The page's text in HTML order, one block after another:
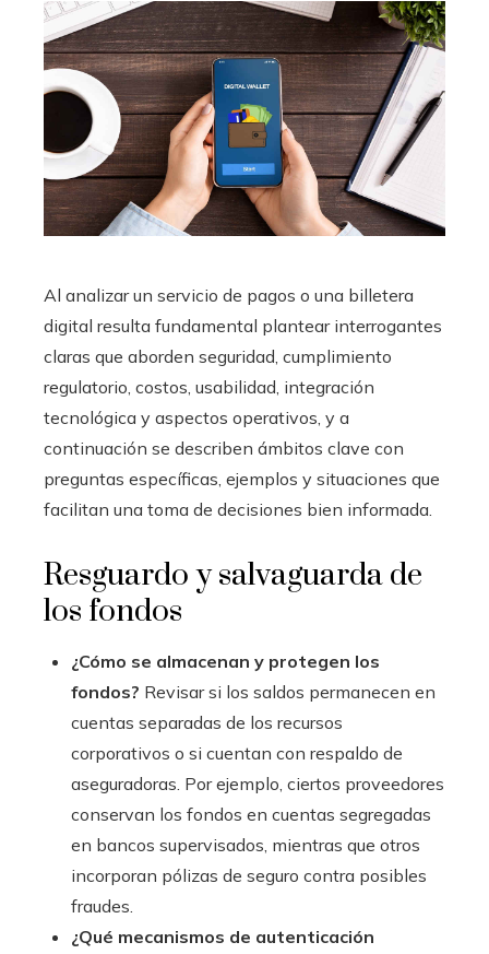
Al analizar un servicio de pagos o una billetera
digital resulta fundamental plantear interrogantes
claras que aborden seguridad, cumplimiento
regulatorio, costos, usabilidad, integración
tecnológica y aspectos operativos, y a
continuación se describen ámbitos clave con
preguntas específicas, ejemplos y situaciones que
facilitan una toma de decisiones bien informada.
Resguardo y salvaguarda de
los fondos
¿Cómo se almacenan y protegen los
fondos? Revisar si los saldos permanecen en
cuentas separadas de los recursos
corporativos o si cuentan con respaldo de
aseguradoras. Por ejemplo, ciertos proveedores
conservan los fondos en cuentas segregadas
en bancos supervisados, mientras que otros
incorporan pólizas de seguro contra posibles
fraudes.
¿Qué mecanismos de autenticación